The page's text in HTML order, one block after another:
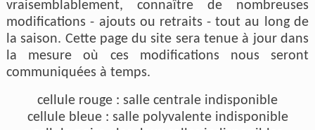
vraisemblablement, connaître de nombreuses
modifications - ajouts ou retraits - tout au long de
la saison. Cette page du site sera tenue à jour dans
la mesure où ces modifications nous seront
communiquées à temps.
cellule rouge : salle centrale indisponible
cellule bleue : salle polyvalente indisponible